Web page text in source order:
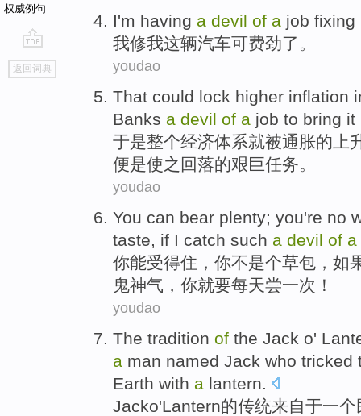
权威例句
go
top
返回词典
I'm having a devil of a job fixing
我修我这辆汽车可费劲了 。
youdao
That could lock higher inflation
Banks a devil of a job to bring it
于是整个经济体系就被通胀的 上
便是使之 回落的艰巨任务。
youdao
You can bear plenty; you're no
taste, if I catch such a devil of a
你能受得住，你不是个草包 ， 如
鬼神气 ，你就要每天尝一次！
youdao
The tradition of the Jack o'
a man named Jack who tricked
Earth with a lantern.
Jacko'Lantern的传统来自于一个